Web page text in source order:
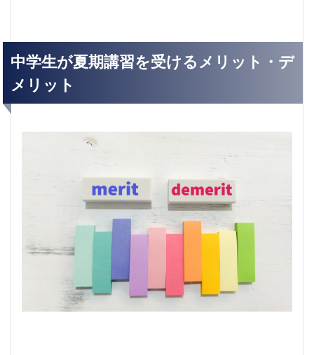
中学生が夏期講習を受けるメリット・デ
メリット